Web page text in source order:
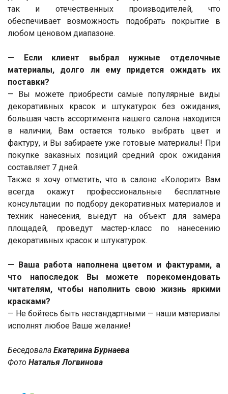
так и отечественных производителей, что
обеспечивает возможность подобрать покрытие в
любом ценовом диапазоне.
— Если клиент выбрал нужные отделочные
материалы, долго ли ему придется ожидать их
поставки?
— Вы можете приобрести самые популярные виды
декоративных красок и штукатурок без ожидания,
большая часть ассортимента нашего салона находится
в наличии, Вам остается только выбрать цвет и
фактуру, и Вы забираете уже готовые материалы! При
покупке заказных позиций средний срок ожидания
составляет 7 дней.
Также я хочу отметить, что в салоне «Колорит» Вам
всегда окажут профессиональные бесплатные
консультации по подбору декоративных материалов и
техник нанесения, выедут на объект для замера
площадей, проведут мастер-класс по нанесению
декоративных красок и штукатурок.
— Ваша работа наполнена цветом и фактурами, а
что напоследок Вы можете порекомендовать
читателям, чтобы наполнить свою жизнь яркими
красками?
— Не бойтесь быть нестандартными — наши материалы
исполнят любое Ваше желание!
Беседовала Екатерина Бурнаева
Фото Наталья Логвинова